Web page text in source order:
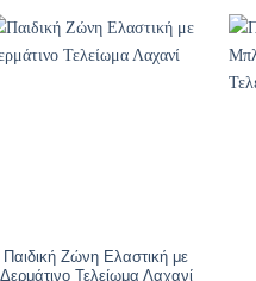
Παιδική Ζώνη Ελαστική με
Δερμάτινο Τελείωμα Λαχανί